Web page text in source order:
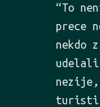
“To
prece
nekdo
nezije,